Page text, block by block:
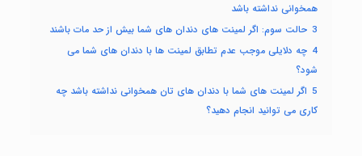
همخوانی نداشته باشد
3 حالت سوم: اگر لمینت های دندان های شما بیش از حد مات باشند
4 چه دلایلی موجب عدم تطابق لمینت ها با دندان های شما می
شود؟
5 اگر لمینت های شما با دندان های تان همخوانی نداشته باشد چه
کاری می توانید انجام دهید؟